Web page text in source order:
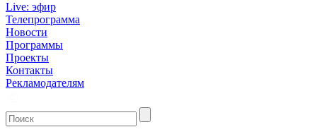
Live: эфир
Телепрограмма
Новости
Программы
Проекты
Контакты
Рекламодателям